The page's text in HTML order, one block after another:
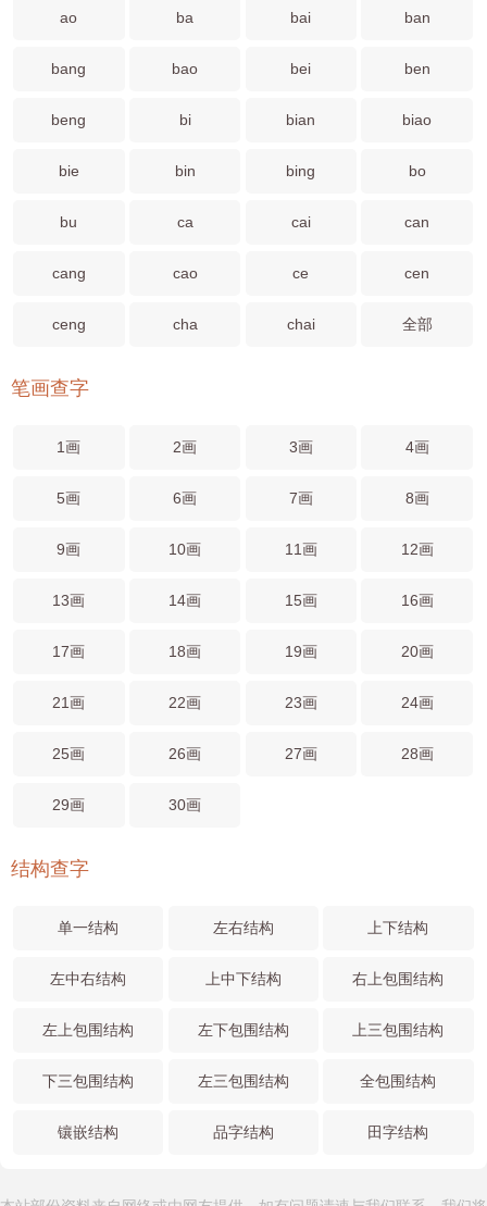
ao ba bai ban
bang bao bei ben
beng bi bian biao
bie bin bing bo
bu ca cai can
cang cao ce cen
ceng cha chai 全部
笔画查字
1画 2画 3画 4画
5画 6画 7画 8画
9画 10画 11画 12画
13画 14画 15画 16画
17画 18画 19画 20画
21画 22画 23画 24画
25画 26画 27画 28画
29画 30画
结构查字
单一结构 左右结构 上下结构
左中右结构 上中下结构 右上包围结构
左上包围结构 左下包围结构 上三包围结构
下三包围结构 左三包围结构 全包围结构
镶嵌结构 品字结构 田字结构